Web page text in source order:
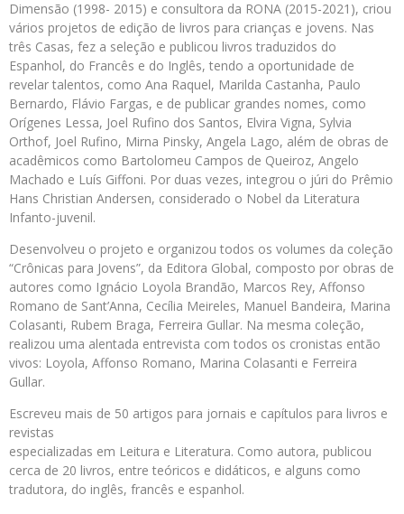
Dimensão (1998- 2015) e consultora da RONA (2015-2021), criou
vários projetos de edição de livros para crianças e jovens. Nas
três Casas, fez a seleção e publicou livros traduzidos do
Espanhol, do Francês e do Inglês, tendo a oportunidade de
revelar talentos, como Ana Raquel, Marilda Castanha, Paulo
Bernardo, Flávio Fargas, e de publicar grandes nomes, como
Orígenes Lessa, Joel Rufino dos Santos, Elvira Vigna, Sylvia
Orthof, Joel Rufino, Mirna Pinsky, Angela Lago, além de obras de
acadêmicos como Bartolomeu Campos de Queiroz, Angelo
Machado e Luís Giffoni. Por duas vezes, integrou o júri do Prêmio
Hans Christian Andersen, considerado o Nobel da Literatura
Infanto-juvenil.
Desenvolveu o projeto e organizou todos os volumes da coleção
“Crônicas para Jovens”, da Editora Global, composto por obras de
autores como Ignácio Loyola Brandão, Marcos Rey, Affonso
Romano de Sant’Anna, Cecília Meireles, Manuel Bandeira, Marina
Colasanti, Rubem Braga, Ferreira Gullar. Na mesma coleção,
realizou uma alentada entrevista com todos os cronistas então
vivos: Loyola, Affonso Romano, Marina Colasanti e Ferreira
Gullar.
Escreveu mais de 50 artigos para jornais e capítulos para livros e
revistas
especializadas em Leitura e Literatura. Como autora, publicou
cerca de 20 livros, entre teóricos e didáticos, e alguns como
tradutora, do inglês, francês e espanhol.